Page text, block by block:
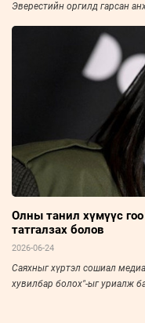
Эверестийн оргилд гарсан
Олны танил хүмүүс
татгалзах болов
2026-06-24
Саяхныг хүртэл сошиал
хувилбар болох"-ыг уриалж